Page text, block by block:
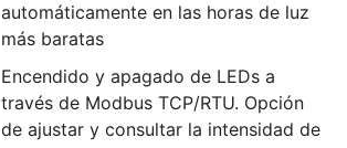
automáticamente en las horas de luz
más baratas
Encendido y apagado de LEDs a
través de Modbus TCP/RTU. Opción
de ajustar y consultar la intensidad de